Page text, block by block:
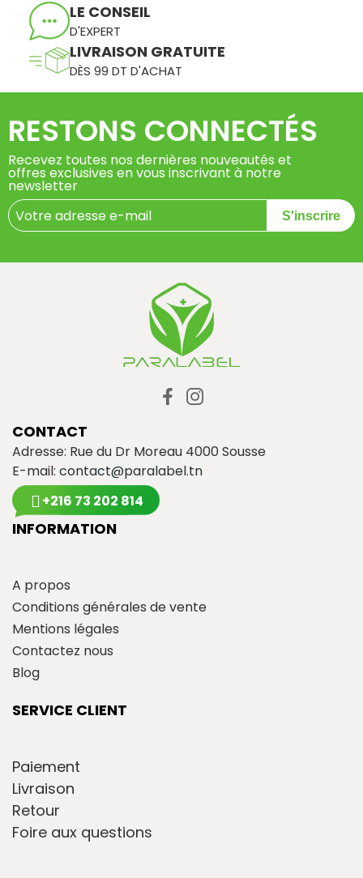
LE CONSEIL
D'EXPERT
LIVRAISON GRATUITE
DÈS 99 DT D'ACHAT
RESTONS CONNECTÉS
Recevez toutes nos dernières nouveautés et
offres exclusives en vous inscrivant à notre
newsletter
S'inscrire
CONTACT
Adresse: Rue du Dr Moreau 4000 Sousse
E-mail: contact@paralabel.tn
+216 73 202 814
INFORMATION
A propos
Conditions générales de vente
Mentions légales
Contactez nous
Blog
SERVICE CLIENT
Paiement
Livraison
Retour
Foire aux questions